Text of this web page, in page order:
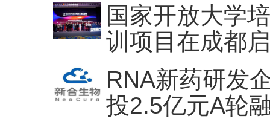
国家开放大学
训项目在成都
RNA新药研发
投2.5亿元A轮